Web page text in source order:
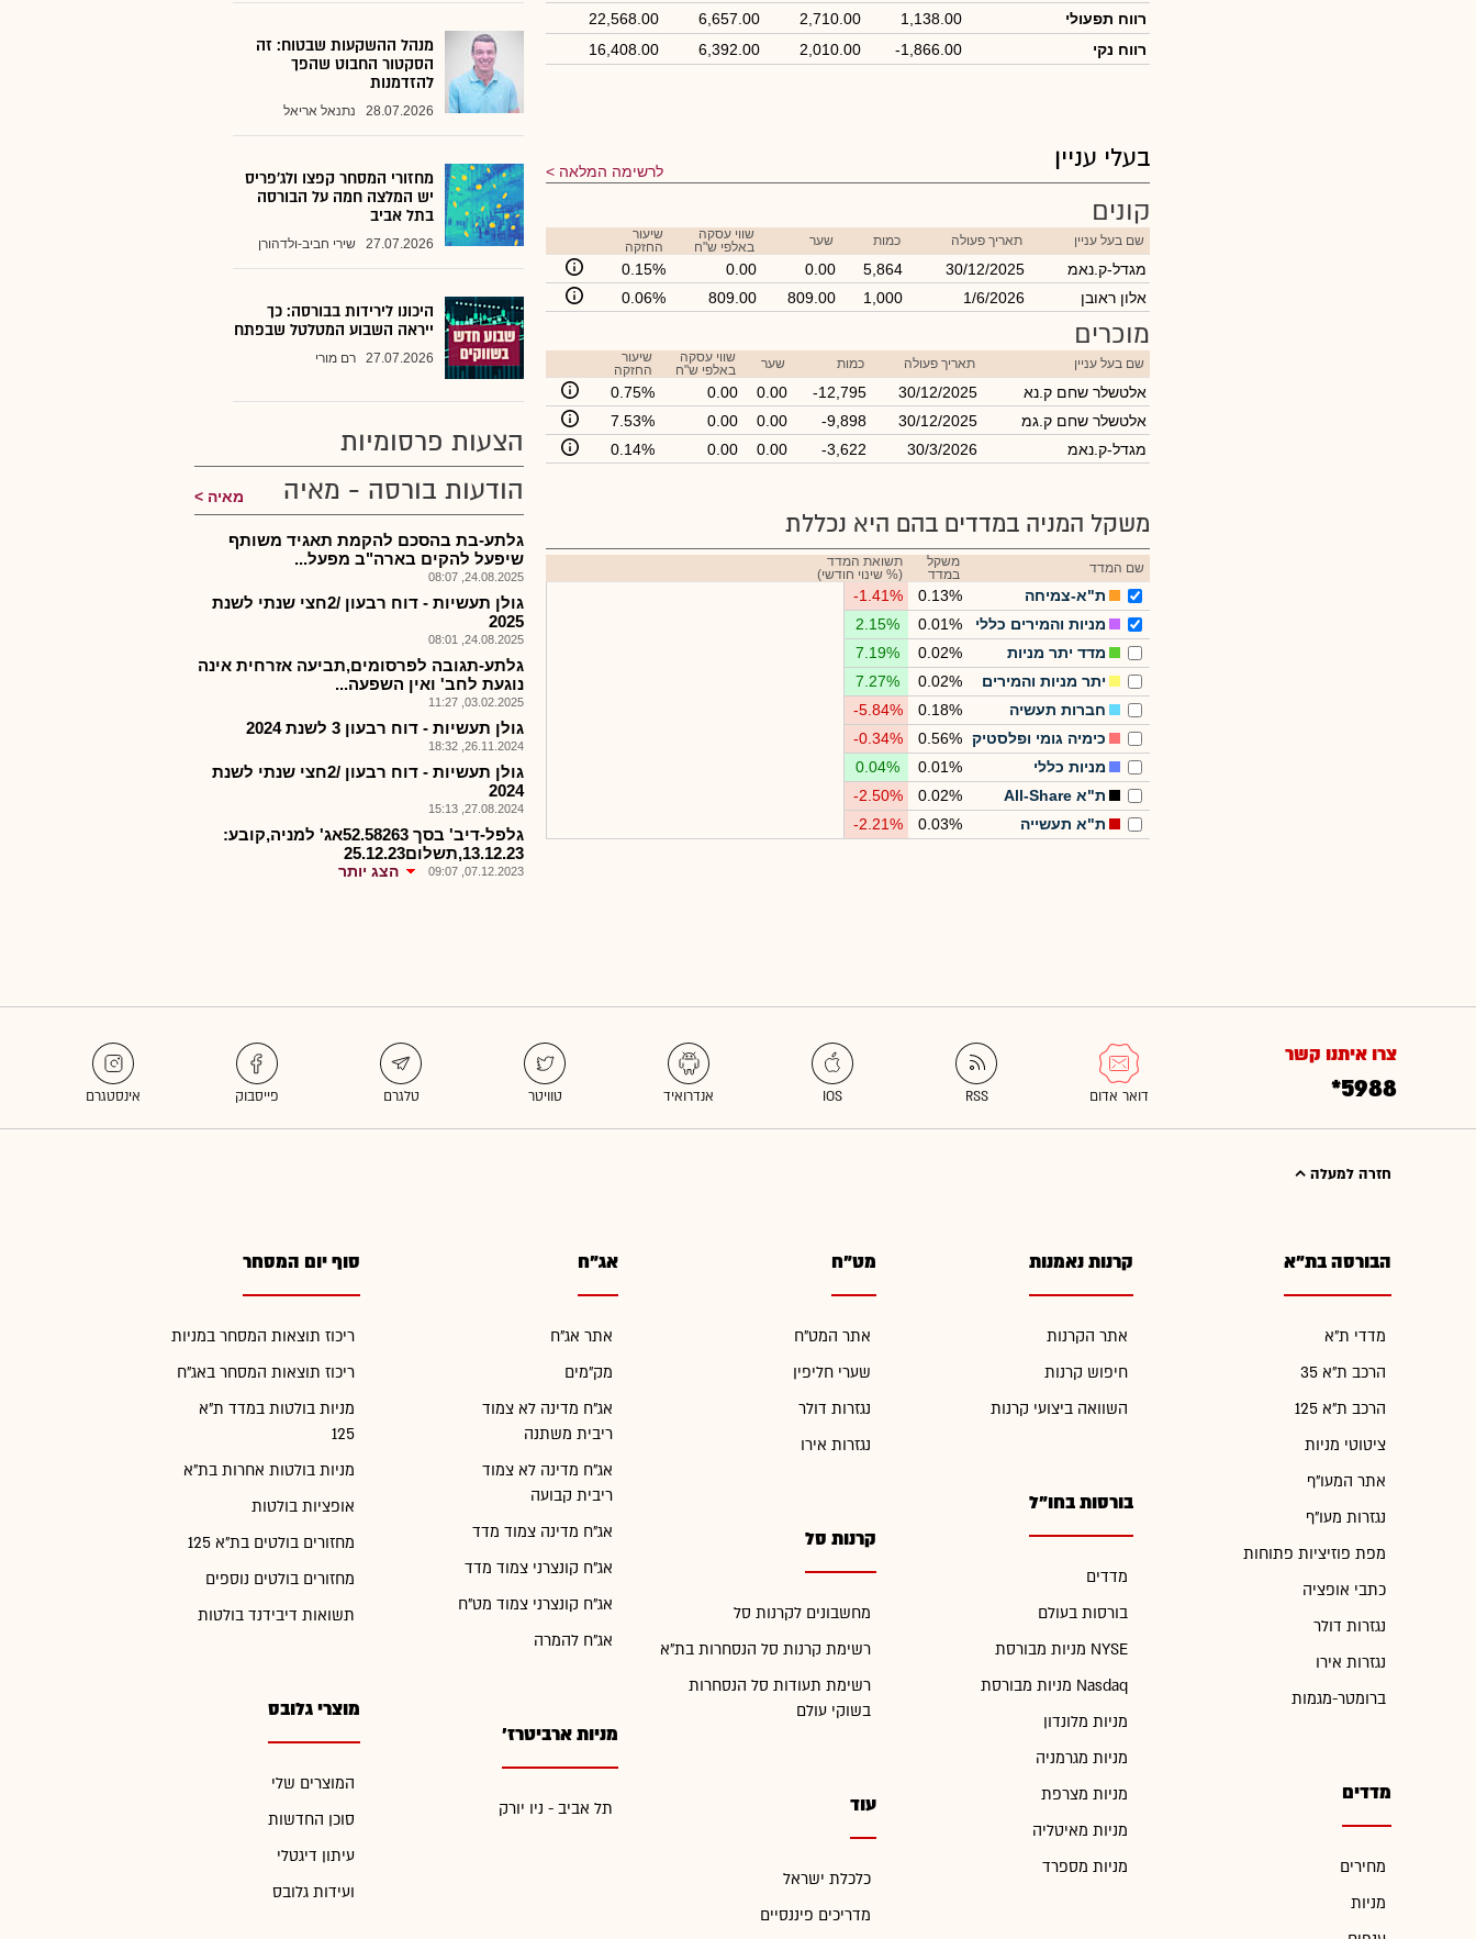
רווח תפעולי
1,138.00
2,710.00
6,657.00
22,568.00
רווח נקי
-1,866.00
2,010.00
6,392.00
16,408.00
בעלי עניין לרשימה המלאה
קונים
שם בעל עניין תאריך פעולה כמות שער
שווי עסקה
באלפי ש"ח
שיעור
החזקה
מגדל-ק.נאמ 30/12/2025
5,864
0.00
0.00
0.15%
אלון ראובן
1/6/2026
1,000
809.00
809.00
0.06%
מוכרים
שם בעל עניין תאריך פעולה כמות שער
שווי עסקה
באלפי ש"ח
שיעור
החזקה
אלטשלר שחם ק.נא 30/12/2025
-12,795
0.00
0.00
0.75%
אלטשלר שחם ק.גמ
30/12/2025
-9,898
0.00
0.00
7.53%
מגדל-ק.נאמ
30/3/2026
-3,622
0.00
0.00
0.14%
משקל המניה במדדים בהם היא נכללת
שם המדד
משקל
במדד
תשואת המדד
(% שינוי חודשי)
ת"א-צמיחה 0.13%
-1.41%
מניות והמירים כללי
0.01%
2.15%
מדד יתר מניות
0.02%
7.19%
יתר מניות והמירים
0.02%
7.27%
חברות תעשיה
0.18%
-5.84%
כימיה גומי ופלסטיק 0.56%
-0.34%
מניות כללי
0.01%
0.04%
ת"א All-Share
0.02%
-2.50%
ת"א תעשייה
0.03%
-2.21%
מנהל ההשקעות שבטוח: זה
הסקטור החבוט שהפך
להזדמנות
28.07.2026 נתנאל אריאל
מחזורי המסחר קפצו ולג'פריס
יש המלצה חמה על הבורסה
בתל אביב
27.07.2026 שירי חביב-ולדהורן
היכונו לירידות בבורסה: כך
ייראה השבוע המטלטל שבפתח
27.07.2026 רם מורי
הצעות פרסומיות
הודעות בורסה - מאיה
מאיה
גלתע-בת בהסכם להקמת תאגיד משותף
שיפעל להקים בארה"ב מפעל...
24.08.2025, 08:07
גולן תעשיות - דוח רבעון /2חצי שנתי לשנת
2025
24.08.2025, 08:01
גלתע-תגובה לפרסומים,תביעה אזרחית אינה
נוגעת לחב' ואין השפעה...
03.02.2025, 11:27
גולן תעשיות - דוח רבעון 3 לשנת 2024
26.11.2024, 18:32
גולן תעשיות - דוח רבעון /2חצי שנתי לשנת
2024
27.08.2024, 15:13
גלפל-דיב' בסך 52.58263אג' למניה,קובע:
13.12.23,תשלום25.12.23
07.12.2023, 09:07 הצג יותר
צרו איתנו קשר
*5988
חזרה למעלה
הבורסה בת"א
מדדי ת"א
הרכב ת"א 35
הרכב ת"א 125
ציטוטי מניות
אתר המעו"ף
נגזרות מעו"ף
מפת פוזיציות פתוחות
כתבי אופציה
נגזרות דולר
נגזרות אירו
ברומטר-מגמות
מדדים
מחירים
מניות
קרנות נאמנות
אתר הקרנות
חיפוש קרנות
השוואה ביצועי קרנות
בורסות בחו"ל
מדדים
בורסות בעולם
מניות מבורסת NYSE
מניות מבורסת Nasdaq
מניות מלונדון
מניות מגרמניה
מניות מצרפת
מניות מאיטליה
מניות מספרד
מט"ח
אתר המט"ח
שערי חליפין
נגזרות דולר
נגזרות אירו
קרנות סל
מחשבונים לקרנות סל
רשימת קרנות סל הנסחרות בת"א
רשימת תעודות סל הנסחרות
בשוקי עולם
עוד
כלכלת ישראל
מדריכים פיננסיים
אג"ח
אתר אג"ח
מק"מים
אג"ח מדינה לא צמוד
ריבית משתנה
אג"ח מדינה לא צמוד
ריבית קבועה
אג"ח מדינה צמוד מדד
אג"ח קונצרני צמוד מדד
אג"ח קונצרני צמוד מט"ח
אג"ח להמרה
מניות ארביטרז'
תל אביב - ניו יורק
סוף יום המסחר
ריכוז תוצאות המסחר במניות
ריכוז תוצאות המסחר באג"ח
מניות בולטות במדד ת"א
125
מניות בולטות אחרות בת"א
אופציות בולטות
מחזורים בולטים בת"א 125
מחזורים בולטים נוספים
תשואות דיבידנד בולטות
מוצרי גלובס
המוצרים שלי
סוכן החדשות
עיתון דיגטלי
ועידות גלובס